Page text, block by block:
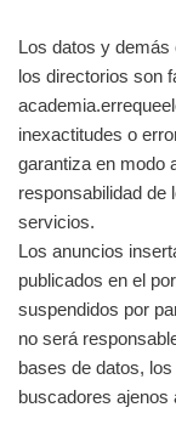
Los datos y demás
los directorios son
inexactitudes o
garantiza en modo
responsabilidad de
servicios.
Los anuncios
publicados en el
suspendidos por
no será
bases de datos,
buscadores ajenos